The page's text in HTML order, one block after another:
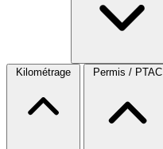
Kilométrage Permis / PTAC